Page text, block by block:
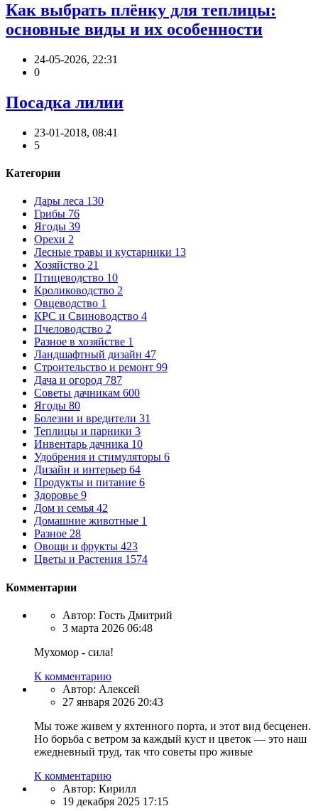
Как выбрать плёнку для теплицы:
основные виды и их особенности
24-05-2026, 22:31
0
Посадка лилии
23-01-2018, 08:41
5
Категории
Дары леса 130
Грибы 76
Ягоды 39
Орехи 2
Лесные травы и кустарники 13
Хозяйство 21
Птицеводство 10
Кролиководство 2
Овцеводство 1
КРС и Свиноводство 4
Пчеловодство 2
Разное в хозяйстве 1
Ландшафтный дизайн 47
Строительство и ремонт 99
Дача и огород 787
Советы дачникам 600
Ягоды 80
Болезни и вредители 31
Теплицы и парники 3
Инвентарь дачника 10
Удобрения и стимуляторы 6
Дизайн и интерьер 64
Продукты и питание 6
Здоровье 9
Дом и семья 42
Домашние животные 1
Разное 28
Овощи и фрукты 423
Цветы и Растения 1574
Комментарии
Автор: Гость Дмитрий
3 марта 2026 06:48
Мухомор - сила!
К комментарию
Автор: Алексей
27 января 2026 20:43
Мы тоже живем у яхтенного порта, и этот вид бесценен.
Но борьба с ветром за каждый куст и цветок — это наш
ежедневный труд, так что советы про живые
К комментарию
Автор: Кирилл
19 декабря 2025 17:15